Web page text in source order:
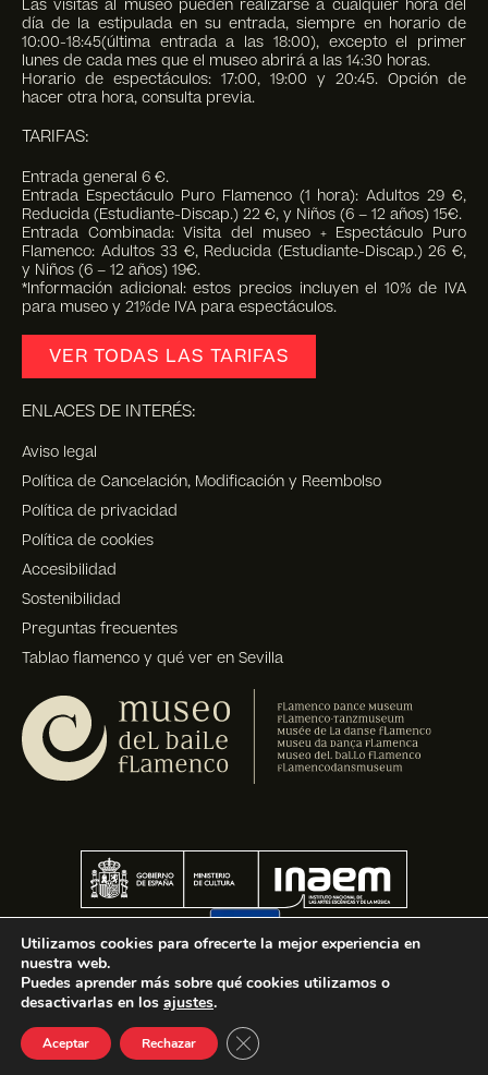
Las visitas al museo pueden realizarse a cualquier hora del
día de la estipulada en su entrada, siempre en horario de
10:00-18:45(última entrada a las 18:00), excepto el primer
lunes de cada mes que el museo abrirá a las 14:30 horas.
Horario de espectáculos: 17:00, 19:00 y 20:45. Opción de
hacer otra hora, consulta previa.
TARIFAS:
Entrada general 6 €.
Entrada Espectáculo Puro Flamenco (1 hora): Adultos 29 €,
Reducida (Estudiante-Discap.) 22 €, y Niños (6 – 12 años) 15€.
Entrada Combinada: Visita del museo + Espectáculo Puro
Flamenco: Adultos 33 €, Reducida (Estudiante-Discap.) 26 €,
y Niños (6 – 12 años) 19€.
*Información adicional: estos precios incluyen el 10% de IVA
para museo y 21%de IVA para espectáculos.
VER TODAS LAS TARIFAS
ENLACES DE INTERÉS:
Aviso legal
Política de Cancelación, Modificación y Reembolso
Política de privacidad
Política de cookies
Accesibilidad
Sostenibilidad
Preguntas frecuentes
Tablao flamenco y qué ver en Sevilla
Utilizamos cookies para ofrecerte la mejor experiencia en
nuestra web.
Puedes aprender más sobre qué cookies utilizamos o
desactivarlas en los ajustes.
Aceptar Rechazar Cerrar el banner de cookies